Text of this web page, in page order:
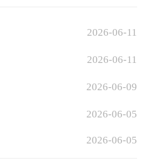
2026-06-11
2026-06-11
2026-06-09
2026-06-05
2026-06-05